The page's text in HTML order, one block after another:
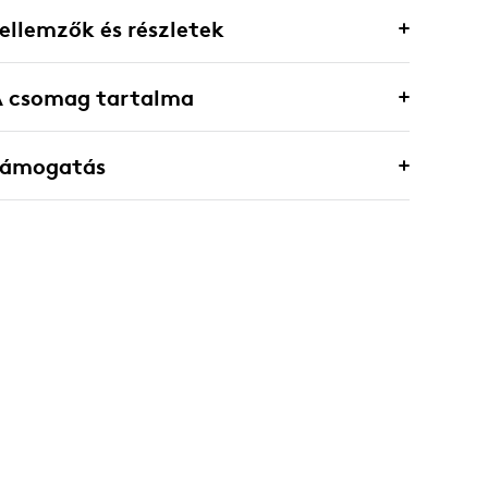
és részletek
csomag tartalma